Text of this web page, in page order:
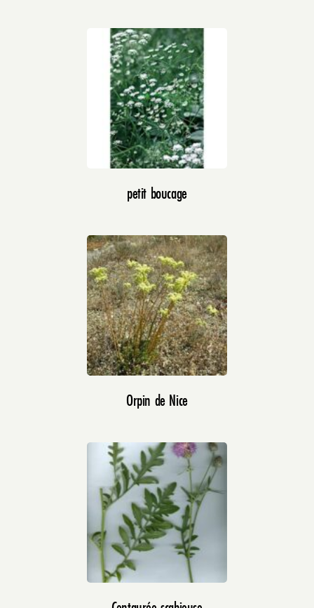
petit boucage
Orpin de Nice